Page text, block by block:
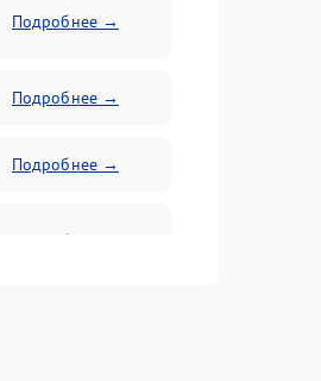
Подробнее →
Подробнее →
Подробнее →
Подробнее →